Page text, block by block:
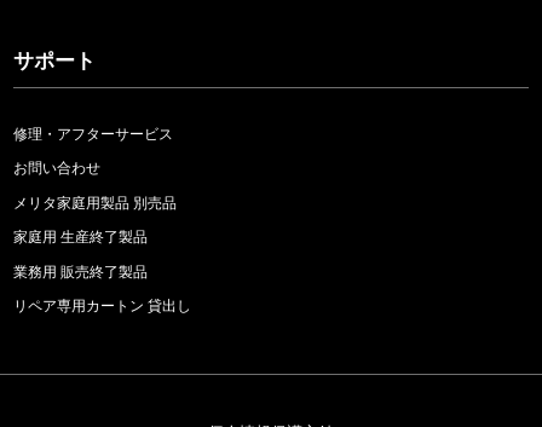
サポート
修理・アフターサービス
お問い合わせ
メリタ家庭用製品 別売品
家庭用 生産終了製品
業務用 販売終了製品
リペア専用カートン 貸出し